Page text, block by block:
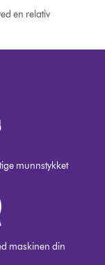
en relativ
munnstykket
maskinen din